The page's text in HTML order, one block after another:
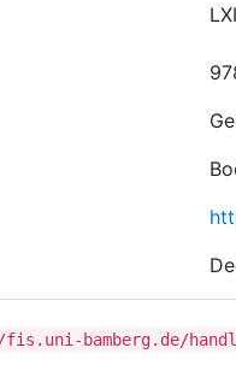
bamberg.de/